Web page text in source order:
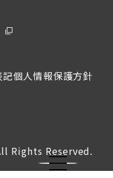
記個人情報保護方針
Rights Reserved.